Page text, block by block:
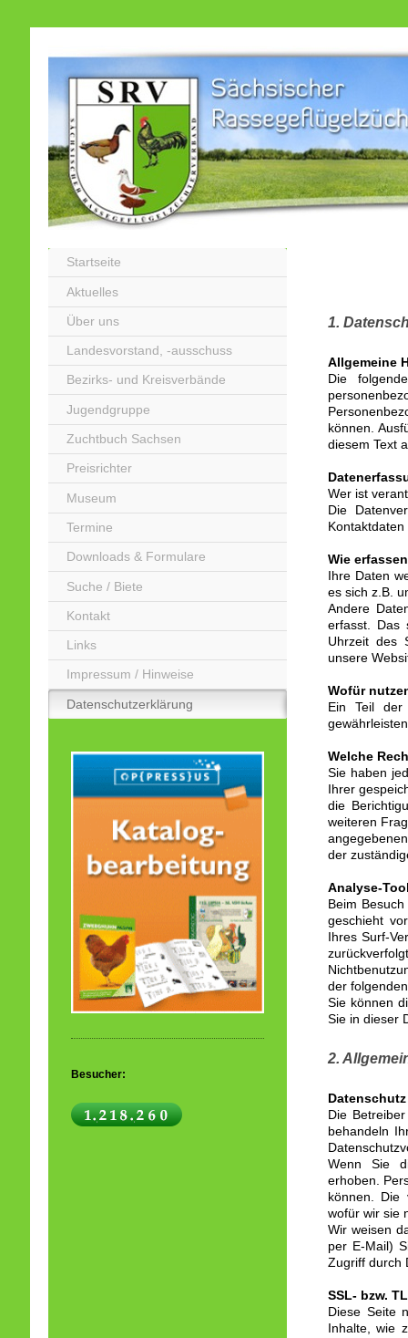
1.
Allgemeine
Die
können.
diesem Text
Wer ist
Die
Wie
Ihre Daten
es sich z.B.
Andere
erfasst. Das
Uhrzeit des
unsere
Wofür
Ein Teil der
Welche
Sie haben
Ihrer
die
weiteren
der
Analyse-
Beim
geschieht
Ihres Surf-
der
Sie können
Sie in dieser
2.
Datenschutz
Die
behandeln
Wenn Sie
erhoben.
können. Die
wofür wir sie
Wir weisen
per E-Mail)
Zugriff durch
SSL- bzw.
Diese Seite
Inhalte, wie
Startseite
Aktuelles
Über uns
Landesvorstand, -ausschuss
Bezirks- und Kreisverbände
Jugendgruppe
Zuchtbuch Sachsen
Preisrichter
Museum
Termine
Downloads & Formulare
Suche / Biete
Kontakt
Links
Impressum / Hinweise
Datenschutzerklärung
Besucher: